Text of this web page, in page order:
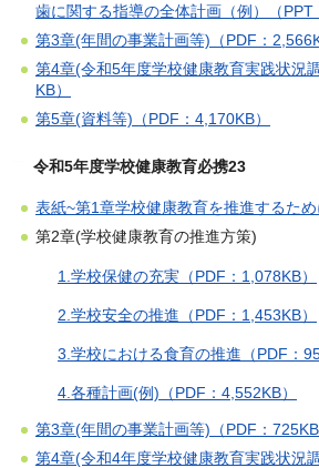
歯に関する指導の全体計画（例）（PPT
第3章(年間の事業計画等)（PDF：
第4章(令和5年度学校健康教育実践状況
KB）
第5章(資料等)（PDF：4,170KB）
令和5年度学校健康教育必携23
表紙~第1章学校健康教育を推進するため
第2章(学校健康教育の推進方策)
1.学校保健の充実（PDF：1,078KB）
2.学校安全の推進（PDF：1,453KB）
3.学校における食育の推進（PDF：
4.各種計画(例)（PDF：4,552KB）
第3章(年間の事業計画等)（PDF：725KB
第4章(令和4年度学校健康教育実践状況